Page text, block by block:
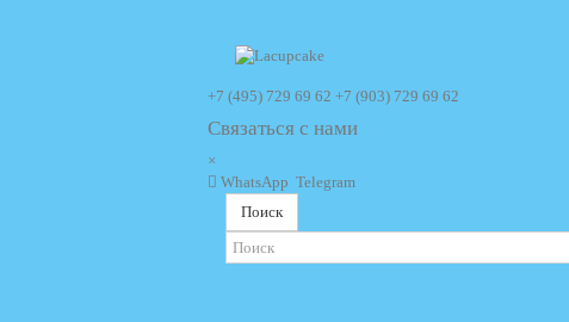
+7 (495) 729 69 62 +7 (903) 729 69 62
Связаться с нами
×
WhatsApp Telegram
Поиск